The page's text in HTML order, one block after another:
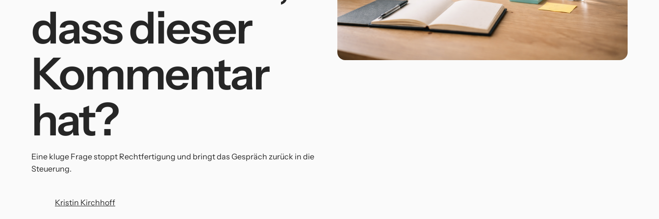
dass dieser
Kommentar
hat?
Eine kluge Frage stoppt Rechtfertigung und bringt das Gespräch zurück in die
Steuerung.
Kristin Kirchhoff